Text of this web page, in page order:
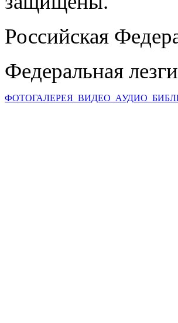
Российская
Федеральная
ФОТОГАЛЕРЕЯ ВИДЕО АУДИО